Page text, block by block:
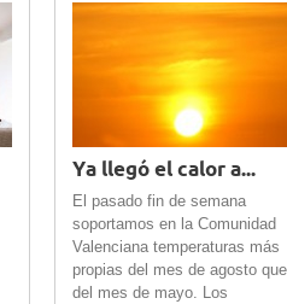
15 May 2012
Ya llegó el calor a...
El pasado fin de semana
soportamos en la Comunidad
Valenciana temperaturas más
propias del mes de agosto que
del mes de mayo. Los